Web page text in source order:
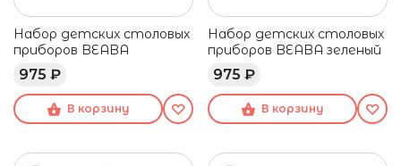
Набор детских столовых
приборов BEABA
975 ₽
В корзину
Набор детских столовых
приборов BEABA зеленый
975 ₽
В корзину